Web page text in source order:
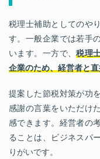
税理士補助としてのや
す。一般企業では若手
います。一方で、税理
企業のため、経営者と
提案した節税対策が功
感謝の言葉をいただけ
感できます。経営者の
ることは、ビジネスパ
りがいです。